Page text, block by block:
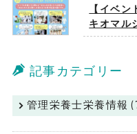
【イベ
キオマル
記事カテゴリー
管理栄養士栄養情報